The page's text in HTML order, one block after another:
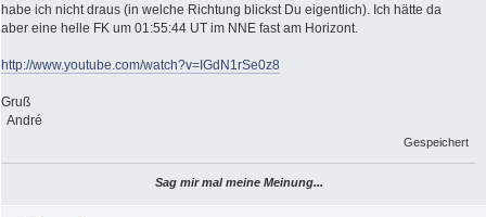
habe ich nicht draus (in welche Richtung blickst Du eigentlich). Ich hätte da
aber eine helle FK um 01:55:44 UT im NNE fast am Horizont.
http://www.youtube.com/watch?v=IGdN1rSe0z8
Gruß
André
Gespeichert
Sag mir mal meine Meinung...